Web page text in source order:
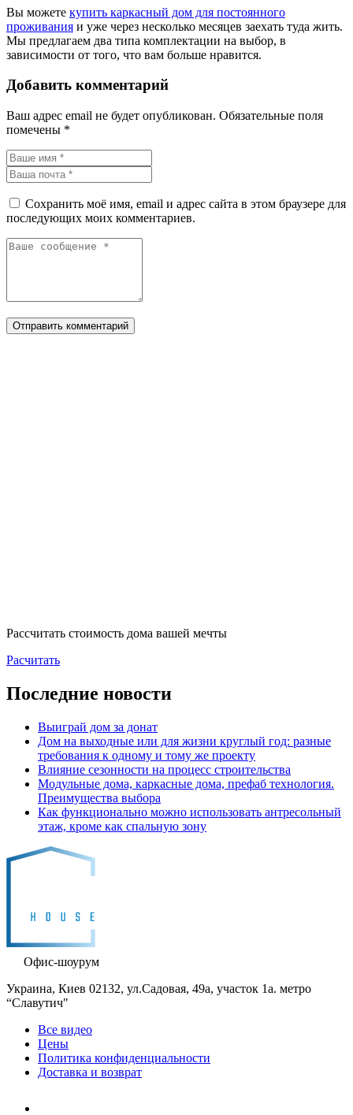
Вы можете купить каркасный дом для постоянного
проживания и уже через несколько месяцев заехать туда жить.
Мы предлагаем два типа комплектации на выбор, в
зависимости от того, что вам больше нравится.
Добавить комментарий
Ваш адрес email не будет опубликован. Обязательные поля
помечены *
Сохранить моё имя, email и адрес сайта в этом браузере для
последующих моих комментариев.
Отправить комментарий
Рассчитать стоимость дома вашей мечты
Расчитать
Последние новости
Выиграй дом за донат
Дом на выходные или для жизни круглый год: разные
требования к одному и тому же проекту
Влияние сезонности на процесс строительства
Модульные дома, каркасные дома, префаб технология.
Преимущества выбора
Как функционально можно использовать антресольный
этаж, кроме как спальную зону
Офис-шоурум
Украина, Киев 02132, ул.Садовая, 49а, участок 1а. метро
“Славутич"
Все видео
Цены
Политика конфиденциальности
Доставка и возврат